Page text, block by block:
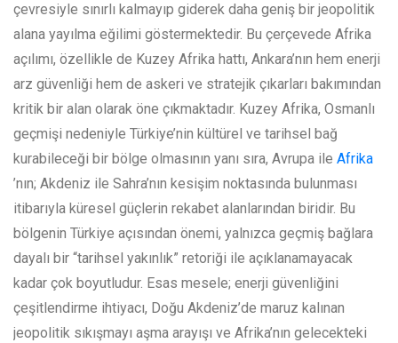
çevresiyle sınırlı kalmayıp giderek daha geniş bir jeopolitik
alana yayılma eğilimi göstermektedir. Bu çerçevede Afrika
açılımı, özellikle de Kuzey Afrika hattı, Ankara’nın hem enerji
arz güvenliği hem de askeri ve stratejik çıkarları bakımından
kritik bir alan olarak öne çıkmaktadır. Kuzey Afrika, Osmanlı
geçmişi nedeniyle Türkiye’nin kültürel ve tarihsel bağ
kurabileceği bir bölge olmasının yanı sıra, Avrupa ile Afrika
’nın; Akdeniz ile Sahra’nın kesişim noktasında bulunması
itibarıyla küresel güçlerin rekabet alanlarından biridir. Bu
bölgenin Türkiye açısından önemi, yalnızca geçmiş bağlara
dayalı bir “tarihsel yakınlık” retoriği ile açıklanamayacak
kadar çok boyutludur. Esas mesele; enerji güvenliğini
çeşitlendirme ihtiyacı, Doğu Akdeniz’de maruz kalınan
jeopolitik sıkışmayı aşma arayışı ve Afrika’nın gelecekteki